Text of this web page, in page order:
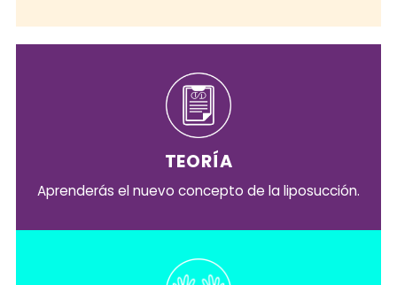
TEORÍA
Aprenderás el nuevo concepto de la liposucción.